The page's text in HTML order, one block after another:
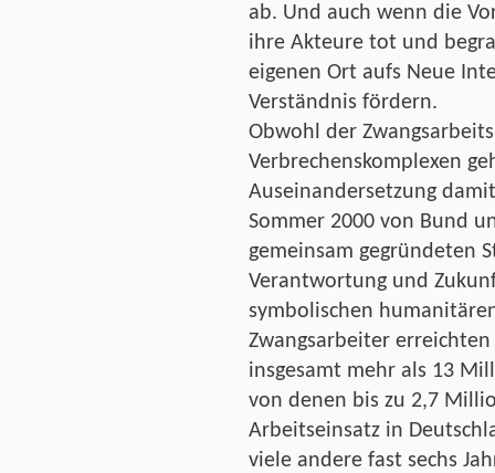
ab. Und auch wenn die
ihre Akteure tot und
eigenen Ort aufs Neue
Verständnis fördern.
Obwohl der
Verbrechenskomplexen
Auseinandersetzung
Sommer 2000 von Bund
gemeinsam gegründeten
Verantwortung und
symbolischen
Zwangsarbeiter
insgesamt mehr als 13
von denen bis zu 2,7
Arbeitseinsatz in
viele andere fast sechs